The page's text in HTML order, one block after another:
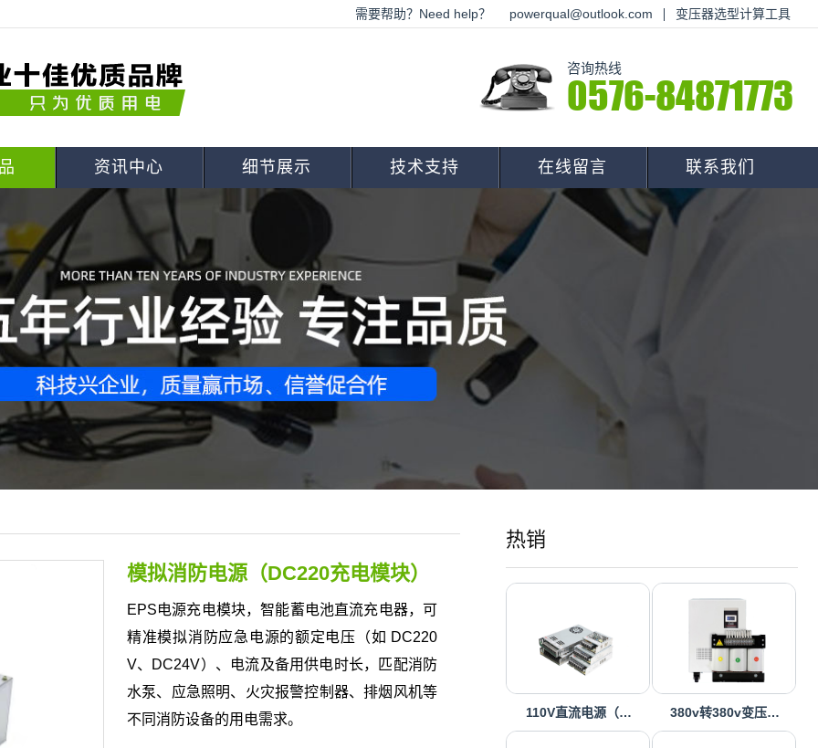
需要帮助？Need help？ powerqual@outlook.com 变压器选型计算工具
咨询热线
0576-84871773
资讯中心 细节展示 技术支持 在线留言 联系我们
热销
110V直流电源（… 380v转380v变压…
模拟消防电源（DC220充电模块）
EPS电源充电模块，智能蓄电池直流充电器，可
精准模拟消防应急电源的额定电压（如 DC220
V、DC24V）、电流及备用供电时长，匹配消防
水泵、应急照明、火灾报警控制器、排烟风机等
不同消防设备的用电需求。